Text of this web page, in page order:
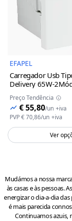
EFAPEL
Carregador Usb
Delivery 65W-
Alumina
Preço Tendência
€ 55,80/un +iva
PVP€ 70,86/un +iva
Ver
Mudámos a nossa
às casas e às pessoas.
energizar o dia-a-dia
é mais parecida
Continuamos azuis,